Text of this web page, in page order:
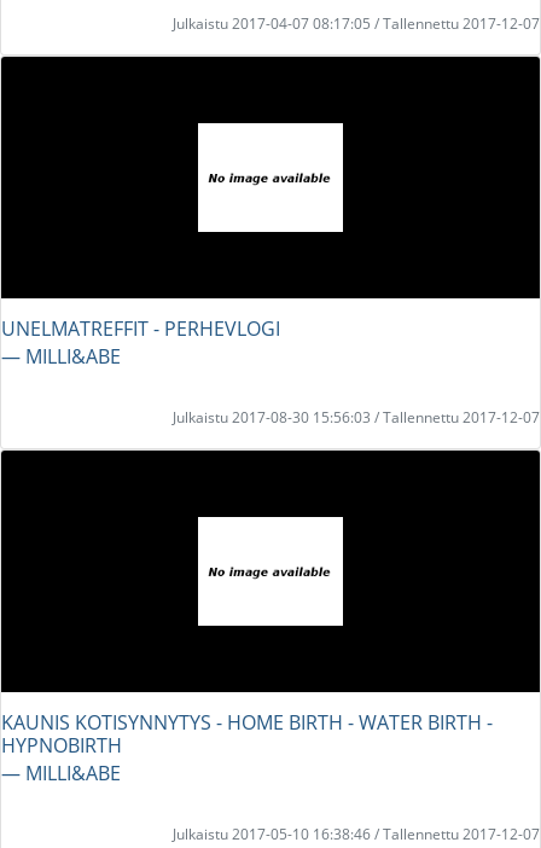
Julkaistu 2017-04-07 08:17:05 / Tallennettu 2017-12-07
UNELMATREFFIT - PERHEVLOGI
― MILLI&ABE
Julkaistu 2017-08-30 15:56:03 / Tallennettu 2017-12-07
KAUNIS KOTISYNNYTYS - HOME BIRTH - WATER BIRTH -
HYPNOBIRTH
― MILLI&ABE
Julkaistu 2017-05-10 16:38:46 / Tallennettu 2017-12-07